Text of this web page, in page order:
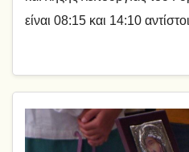
είναι 08:15 και 14:10